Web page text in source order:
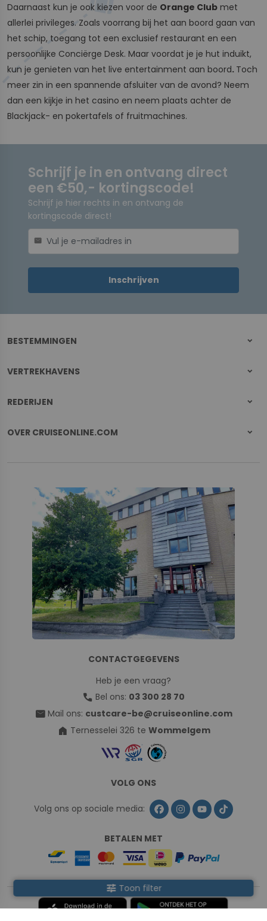
tune Toon filter
Daarnaast kun je ook kiezen voor de Orange Club met
allerlei privileges. Zoals voorrang bij het aan boord gaan van
het schip, toegang tot een exclusief restaurant en een
persoonlijke Conciërge Desk. Maar voordat je je hut induikt,
kun je genieten van het live entertainment aan boord. Toch
meer zin in een spannende afsluiter van de avond? Neem
dan een kijkje in het casino en neem plaats achter de
Blackjack- en pokertafels of fruitmachines.
Schrijf je in en ontvang direct
een €50,- kortingscode!
Schrijf je hier rechts in en ontvang de
kortingscode direct!
mail
Inschrijven
BESTEMMINGEN
VERTREKHAVENS
REDERIJEN
OVER CRUISEONLINE.COM
CONTACTGEGEVENS
Heb je een vraag?
call Bel ons: 03 300 28 70
mail Mail ons: custcare-be@cruiseonline.com
home Ternesselei 326 te Wommelgem
VOLG ONS
Volg ons op sociale media:
BETALEN MET